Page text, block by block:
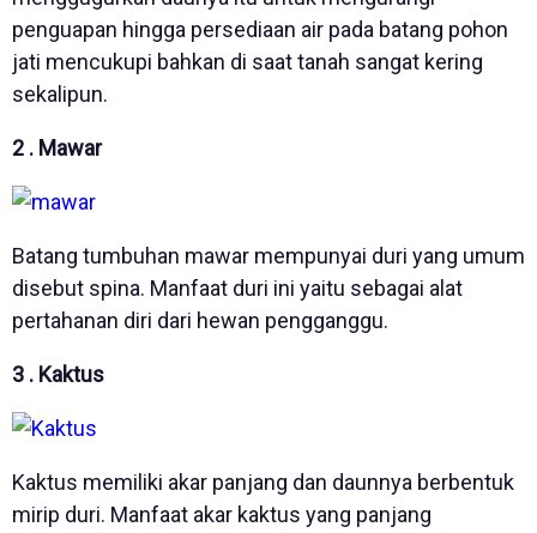
penguapan hingga persediaan air pada batang pohon
jati mencukupi bahkan di saat tanah sangat kering
sekalipun.
2 . Mawar
Batang tumbuhan mawar mempunyai duri yang umum
disebut spina. Manfaat duri ini yaitu sebagai alat
pertahanan diri dari hewan pengganggu.
3 . Kaktus
Kaktus memiliki akar panjang dan daunnya berbentuk
mirip duri. Manfaat akar kaktus yang panjang